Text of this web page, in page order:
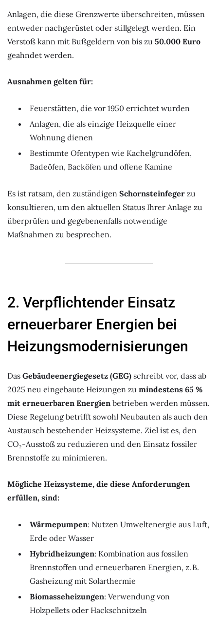
Anlagen, die diese Grenzwerte überschreiten, müssen
entweder nachgerüstet oder stillgelegt werden. Ein
Verstoß kann mit Bußgeldern von bis zu 50.000 Euro
geahndet werden.
Ausnahmen gelten für:
Feuerstätten, die vor 1950 errichtet wurden
Anlagen, die als einzige Heizquelle einer
Wohnung dienen
Bestimmte Ofentypen wie Kachelgrundöfen,
Badeöfen, Backöfen und offene Kamine
Es ist ratsam, den zuständigen Schornsteinfeger zu
konsultieren, um den aktuellen Status Ihrer Anlage zu
überprüfen und gegebenenfalls notwendige
Maßnahmen zu besprechen.
2. Verpflichtender Einsatz
erneuerbarer Energien bei
Heizungsmodernisierungen
Das Gebäudeenergiegesetz (GEG) schreibt vor, dass ab
2025 neu eingebaute Heizungen zu mindestens 65 %
mit erneuerbaren Energien betrieben werden müssen.
Diese Regelung betrifft sowohl Neubauten als auch den
Austausch bestehender Heizsysteme. Ziel ist es, den
CO₂-Ausstoß zu reduzieren und den Einsatz fossiler
Brennstoffe zu minimieren.
Mögliche Heizsysteme, die diese Anforderungen
erfüllen, sind:
Wärmepumpen: Nutzen Umweltenergie aus Luft,
Erde oder Wasser
Hybridheizungen: Kombination aus fossilen
Brennstoffen und erneuerbaren Energien, z. B.
Gasheizung mit Solarthermie
Biomasseheizungen: Verwendung von
Holzpellets oder Hackschnitzeln